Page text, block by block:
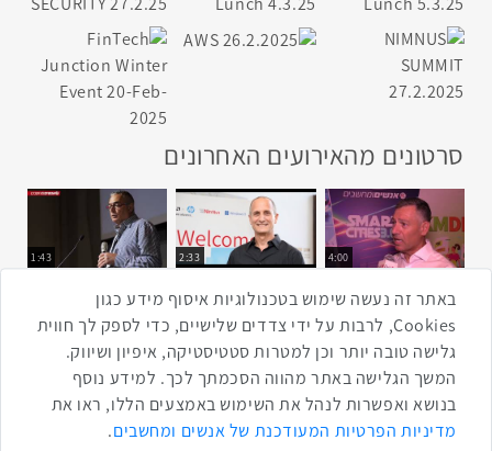
סרטונים מהאירועים האחרונים
4:00
2:33
1:43
3:52
כנס RPA
1:14
כנס בינת יערות הכרמל
כנס F5
שתפו ברשת
באתר זה נעשה שימוש בטכנולוגיות איסוף מידע כגון
Cookies, לרבות על ידי צדדים שלישיים, כדי לספק לך חווית
גלישה טובה יותר וכן למטרות סטטיסטיקה, איפיון ושיווק.
המשך הגלישה באתר מהווה הסכמתך לכך. למידע נוסף
בנושא ואפשרות לנהל את השימוש באמצעים הללו, ראו את
מדיניות הפרטיות המעודכנת של אנשים ומחשבים.